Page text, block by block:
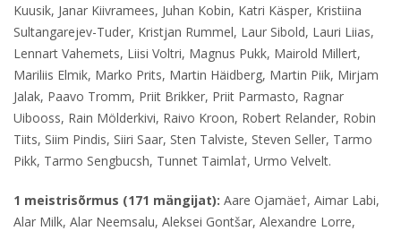
Kuusik, Janar Kiivramees, Juhan Kobin, Katri Käsper, Kristiina
Sultangarejev-Tuder, Kristjan Rummel, Laur Sibold, Lauri Liias,
Lennart Vahemets, Liisi Voltri, Magnus Pukk, Mairold Millert,
Mariliis Elmik, Marko Prits, Martin Häidberg, Martin Piik, Mirjam
Jalak, Paavo Tromm, Priit Brikker, Priit Parmasto, Ragnar
Uibooss, Rain Mölderkivi, Raivo Kroon, Robert Relander, Robin
Tiits, Siim Pindis, Siiri Saar, Sten Talviste, Steven Seller, Tarmo
Pikk, Tarmo Sengbucsh, Tunnet Taimla†, Urmo Velvelt.
1 meistrisõrmus (171 mängijat): Aare Ojamäe†, Aimar Labi,
Alar Milk, Alar Neemsalu, Aleksei Gontšar, Alexandre Lorre,